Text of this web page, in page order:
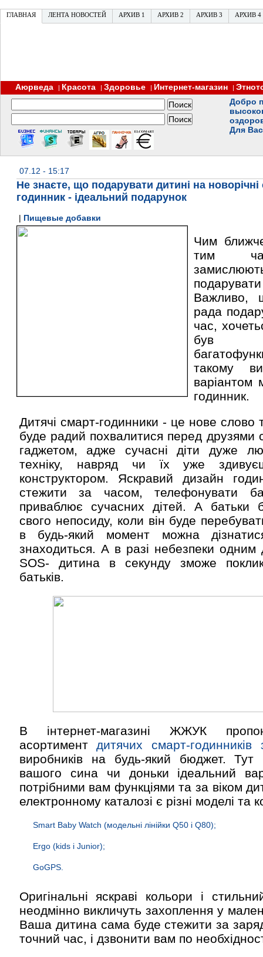
ГЛАВНАЯ ЛЕНТА НОВОСТЕЙ АРХИВ 1 АРХИВ 2 АРХИВ 3 АРХИВ 4
Аюрведа | Красота | Здоровье | Интернет-магазин |
Добро
Для
07.12 - 15:17
Не знаєте, що подарувати дитині на
годинник - ідеальний подарунок
| Пищевые добавки
Чим
тим
Важливо,
рада
час,
був
такому
варіантом
годинник.
Дитячі смарт-годинники - це нове слово
буде радий похвалитися перед друзями
гаджетом, адже сучасні діти дуже
техніку, навряд чи їх уже
конструктором. Яскравий дизайн
стежити за часом, телефонувати
приваблює сучасних дітей. А батьки
свого непосиду, коли він буде
в будь-який момент можна
знаходиться. А в разі небезпеки одним
SOS- дитина в секунду зможе
батьків.
В інтернет-магазині ЖЖУК
асортиментдитячих смарт-
виробників на будь-який бюджет. Тут
вашого сина чи доньки ідеальний
потрібними вам функціями та за віком
електронному каталозі є різні моделі та
Smart Baby Watch (модельні лінійки Q50 і Q80);
Ergo (kids і Junior);
GoGPS.
Оригінальні яскраві кольори і
неодмінно викличуть захоплення у
Ваша дитина сама буде стежити за
точний час, і дзвонити вам по